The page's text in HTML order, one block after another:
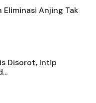
Eliminasi Anjing Tak
Disorot, Intip